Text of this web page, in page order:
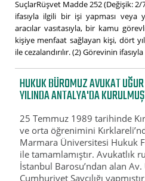
SuçlarRüşvet Madde 252 (Değişik:
ifasıyla ilgili bir işi yapması veya
aracılar vasıtasıyla, bir kamu
kişiye menfaat sağlayan kişi, dört
ile cezalandırılır. (2) Görevinin
HUKUK BÜROMUZ AVUKAT
YILINDA ANTALYA'DA
25 Temmuz 1989 tarihinde
ve orta öğrenimini
Marmara Üniversitesi Hukuk
ile tamamlamıştır. Avukatlık
İstanbul Barosu’ndan alan
Cumhuriyet Savcılığı